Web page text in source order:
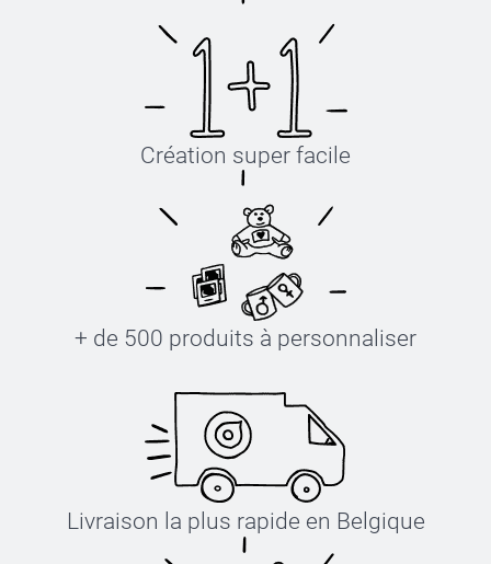
Création super facile
+ de 500 produits à personnaliser
Livraison la plus rapide en Belgique